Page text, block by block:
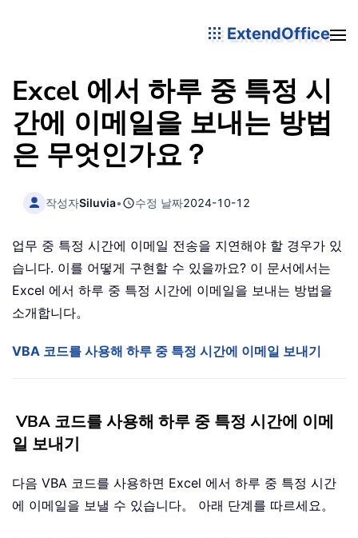
ExtendOffice
Excel 에서 하루 중 특정 시
간에 이메일을 보내는 방법
은 무엇인가요？
작성자Siluvia• 수정 날짜2024-10-12
업무 중 특정 시간에 이메일 전송을 지연해야 할 경우가 있
습니다. 이를 어떻게 구현할 수 있을까요? 이 문서에서는
Excel 에서 하루 중 특정 시간에 이메일을 보내는 방법을
소개합니다。
VBA 코드를 사용해 하루 중 특정 시간에 이메일 보내기
VBA 코드를 사용해 하루 중 특정 시간에 이메
일 보내기
다음 VBA 코드를 사용하면 Excel 에서 하루 중 특정 시간
에 이메일을 보낼 수 있습니다。 아래 단계를 따르세요。